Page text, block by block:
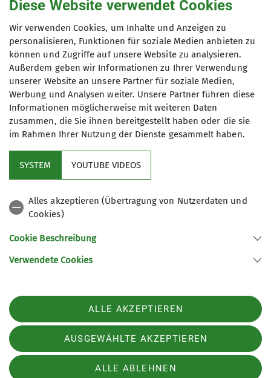
holger.ruesberg@dav-bochum.de
Qualifikationen
Wanderleiter*in
TAGESWANDERUNG
Die Länge der Wanderungen beträgt
ca. 20 km. Die Anforderungen an die
variieren. Die Events werden mal mit,
steht das gemeinschaftliche Natur-
und/oder Kulturerlebnis oder die
sportliche Unternehmung im
Aktuelles
Sektion Bochum des Deutschen Alpenvereins e.V.
Normannenstr. 22
44793 Bochum
Telefon +49234504169
Datenschutz-Einstellungen
Impressum
Diese Website verwendet Cookies
Wir verwenden Cookies, um Inhalte und Anzeigen zu
personalisieren, Funktionen für soziale Medien anbieten zu
können und Zugriffe auf unsere Website zu analysieren.
Außerdem geben wir Informationen zu Ihrer Verwendung
unserer Website an unsere Partner für soziale Medien,
Werbung und Analysen weiter. Unsere Partner führen diese
Informationen möglicherweise mit weiteren Daten
zusammen, die Sie ihnen bereitgestellt haben oder die sie
im Rahmen Ihrer Nutzung der Dienste gesammelt haben.
SYSTEM YOUTUBE VIDEOS
Alles akzeptieren (Übertragung von Nutzerdaten und
Cookies)
Cookie Beschreibung
Verwendete Cookies
ALLE AKZEPTIEREN
AUSGEWÄHLTE AKZEPTIEREN
ALLE ABLEHNEN